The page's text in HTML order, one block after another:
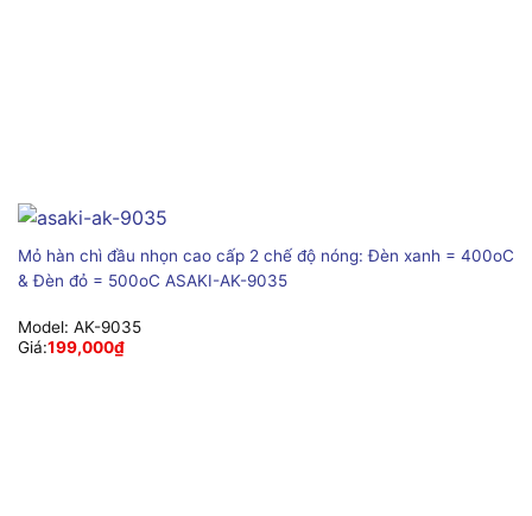
Mỏ hàn chì đầu nhọn cao cấp 2 chế độ nóng: Đèn xanh = 400oC
& Đèn đỏ = 500oC ASAKI-AK-9035
Model: AK-9035
Giá:199,000₫